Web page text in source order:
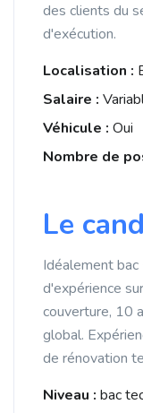
des clients du
d'exécution.
Localisation :
Salaire :
Véhicule : Oui
Nombre de
Le
Idéalement
d'expérience
couverture, 10
global.
de rénovation
Niveau : bac